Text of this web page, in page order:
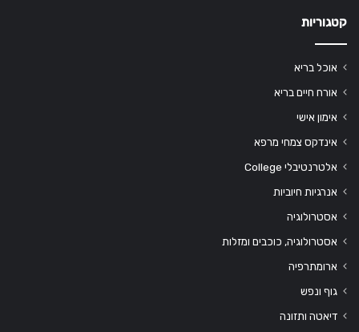
קטגוריות
אוכל בריא
אורח חיים בריא
אימון אישי
אינדקס צמחי מרפא
אלטרנטיבלי College
אנרגיות חיוביות
אסטרולוגיה
אסטרולוגיה, כוכבים ומזלות
ארומתרפיה
גוף ונפש
דיאטה ותזונה